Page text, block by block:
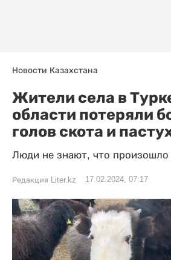
Новости Казахстана
Жители села в
области потеряли
голов скота и
Люди не знают, что произошло
Редакция Liter.kz 17.02.2024, 07:17